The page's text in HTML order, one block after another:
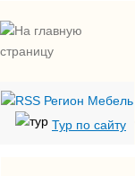
Тур по сайту